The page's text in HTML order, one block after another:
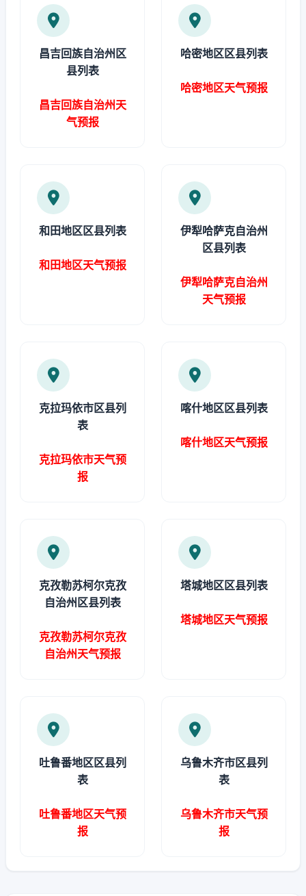
昌吉回族自治州区
县列表
昌吉回族自治州天
气预报
哈密地区区县列表
哈密地区天气预报
和田地区区县列表
和田地区天气预报
伊犁哈萨克自治州
区县列表
伊犁哈萨克自治州
天气预报
克拉玛依市区县列
表
克拉玛依市天气预
报
喀什地区区县列表
喀什地区天气预报
克孜勒苏柯尔克孜
自治州区县列表
克孜勒苏柯尔克孜
自治州天气预报
塔城地区区县列表
塔城地区天气预报
吐鲁番地区区县列
表
吐鲁番地区天气预
报
乌鲁木齐市区县列
表
乌鲁木齐市天气预
报